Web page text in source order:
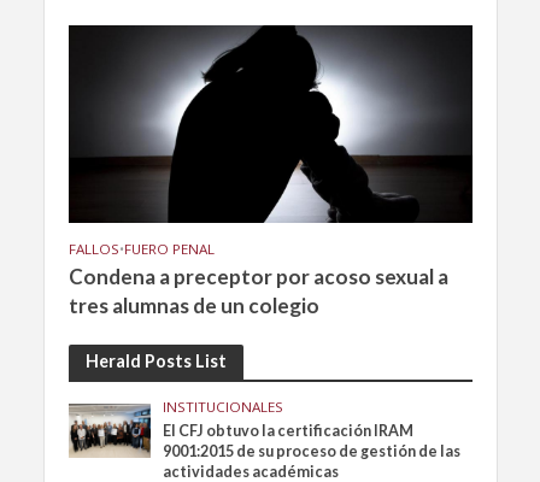
FALLOS•FUERO PENAL
Condena a preceptor por acoso sexual a
tres alumnas de un colegio
Herald Posts List
INSTITUCIONALES
El CFJ obtuvo la certificación IRAM
9001:2015 de su proceso de gestión de las
actividades académicas